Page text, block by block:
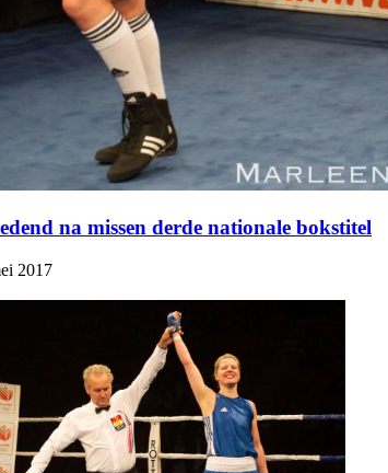
na missen derde nationale bokstitel
2017